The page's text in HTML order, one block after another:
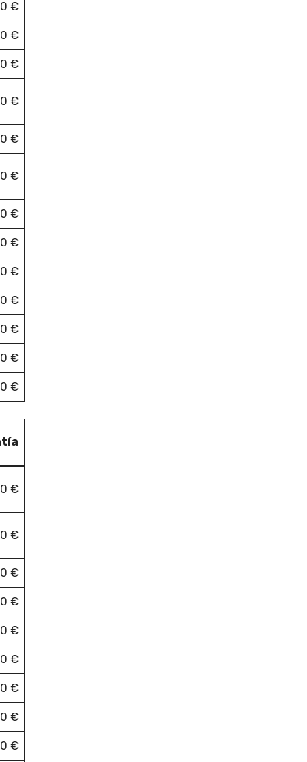
€
€
€
€
€
€
€
€
€
€
€
€
€
€
€
€
€
€
€
€
€
€